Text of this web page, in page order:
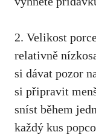
2. ⁣Velikost
relativně
si dávat pozor
si připravit
sníst během
každý kus